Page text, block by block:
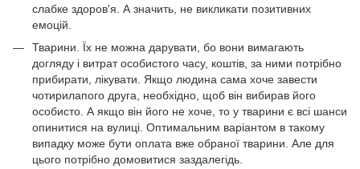
слабке здоров'я. А значить, не викликати позитивних
емоцій.
Тварини. Їх не можна дарувати, бо вони вимагають
догляду і витрат особистого часу, коштів, за ними потрібно
прибирати, лікувати. Якщо людина сама хоче завести
чотирилапого друга, необхідно, щоб він вибирав його
особисто. А якщо він його не хоче, то у тварини є всі шанси
опинитися на вулиці. Оптимальним варіантом в такому
випадку може бути оплата вже обраної тварини. Але для
цього потрібно домовитися заздалегідь.